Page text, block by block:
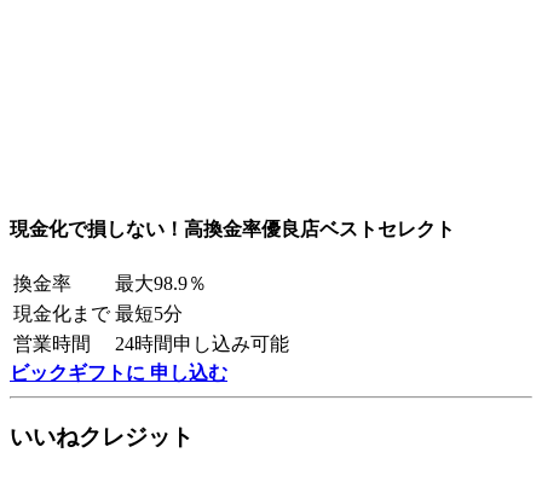
現金化で損しない！高換金率優良店ベストセレクト
換金率
最大98.9％
現金化まで 最短5分
営業時間
24時間申し込み可能
ビックギフトに 申し込む
いいねクレジット